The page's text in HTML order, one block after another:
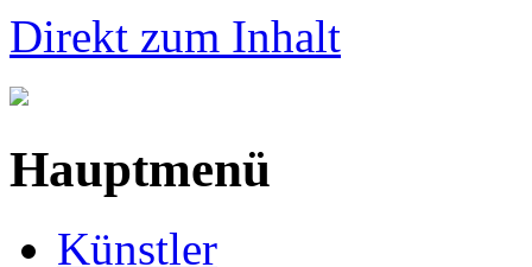
Direkt zum Inhalt
Hauptmenü
Künstler